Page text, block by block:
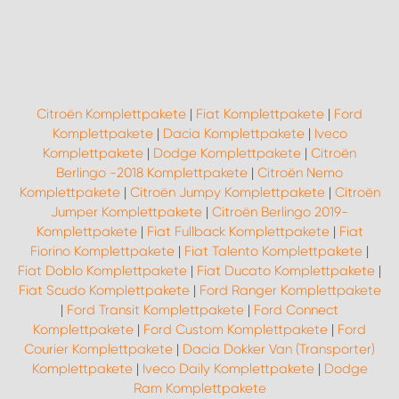
Citroën Komplettpakete | Fiat Komplettpakete | Ford
Komplettpakete| Dacia Komplettpakete| Iveco
Komplettpakete | Dodge Komplettpakete | Citroën
Berlingo -2018 Komplettpakete | Citroën Nemo
Komplettpakete| Citroën Jumpy Komplettpakete| Citroën
Jumper Komplettpakete | Citroën Berlingo 2019-
Komplettpakete| Fiat Fullback Komplettpakete| Fiat
Fiorino Komplettpakete | Fiat Talento Komplettpakete |
Fiat Doblo Komplettpakete | Fiat Ducato Komplettpakete |
Fiat Scudo Komplettpakete| Ford Ranger Komplettpakete
| Ford Transit Komplettpakete | Ford Connect
Komplettpakete | Ford Custom Komplettpakete | Ford
Courier Komplettpakete | Dacia Dokker Van (Transporter)
Komplettpakete| Iveco Daily Komplettpakete| Dodge
Ram Komplettpakete